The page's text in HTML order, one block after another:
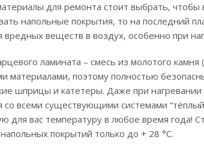
для ремонта стоит выбрать, чтобы
напольные покрытия, то на последний
веществ в воздух, особенно при
ламината – смесь из молотого
материалами, поэтому полностью
шприцы и катетеры. Даже при
со всеми существующими системами
для вас температуру в любое время года!
покрытий только до + 28 °C.